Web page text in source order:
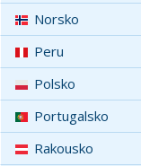
Norsko
Peru
Polsko
Portugalsko
Rakousko